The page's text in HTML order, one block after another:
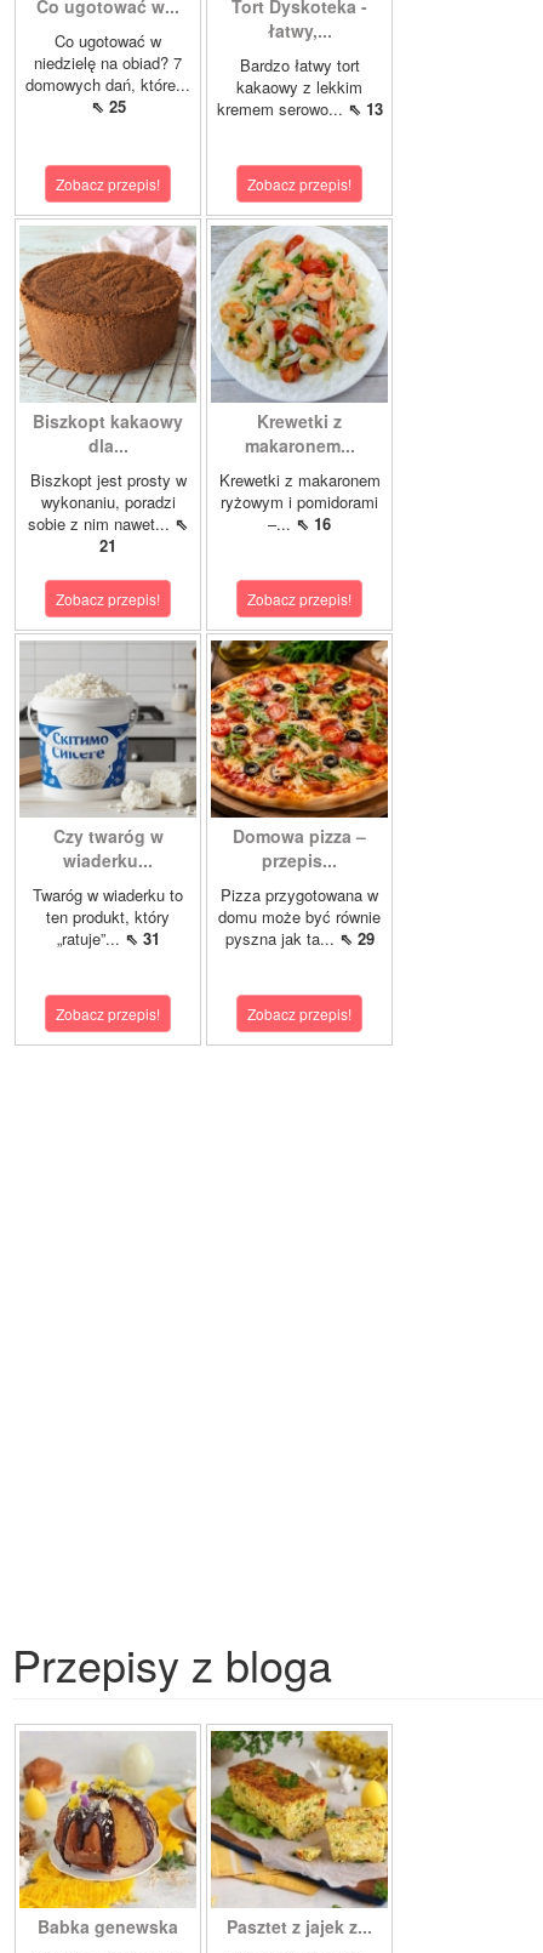
Co ugotować w...
Co ugotować w
niedzielę na obiad? 7
domowych dań, które...
⇖ 25
Zobacz przepis!
Tort Dyskoteka -
łatwy,...
Bardzo łatwy tort
kakaowy z lekkim
kremem serowo... ⇖ 13
Zobacz przepis!
Biszkopt kakaowy
dla...
Biszkopt jest prosty w
wykonaniu, poradzi
sobie z nim nawet... ⇖
21
Zobacz przepis!
Krewetki z
makaronem...
Krewetki z makaronem
ryżowym i pomidorami
–... ⇖ 16
Zobacz przepis!
Czy twaróg w
wiaderku...
Twaróg w wiaderku to
ten produkt, który
„ratuje”... ⇖ 31
Zobacz przepis!
Domowa pizza –
przepis...
Pizza przygotowana w
domu może być równie
pyszna jak ta... ⇖ 29
Zobacz przepis!
Przepisy z bloga
Babka genewska Pasztet z jajek z...